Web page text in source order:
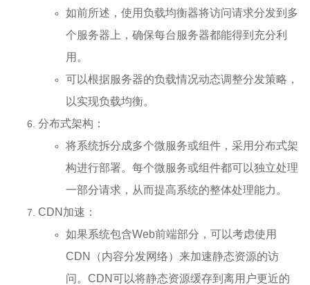
如前所述，使用负载均衡器将访问请求分发到多
个服务器上，确保每台服务器都能得到充分利
用。
可以根据服务器的负载情况动态调整分发策略，
以实现负载均衡。
分布式架构：
将系统拆分成多个微服务或组件，采用分布式架
构进行部署。每个微服务或组件都可以独立处理
一部分请求，从而提高系统的整体处理能力。
CDN加速：
如果系统包含Web前端部分，可以考虑使用
CDN（内容分发网络）来加速静态资源的访
问。CDN可以将静态资源缓存到离用户更近的